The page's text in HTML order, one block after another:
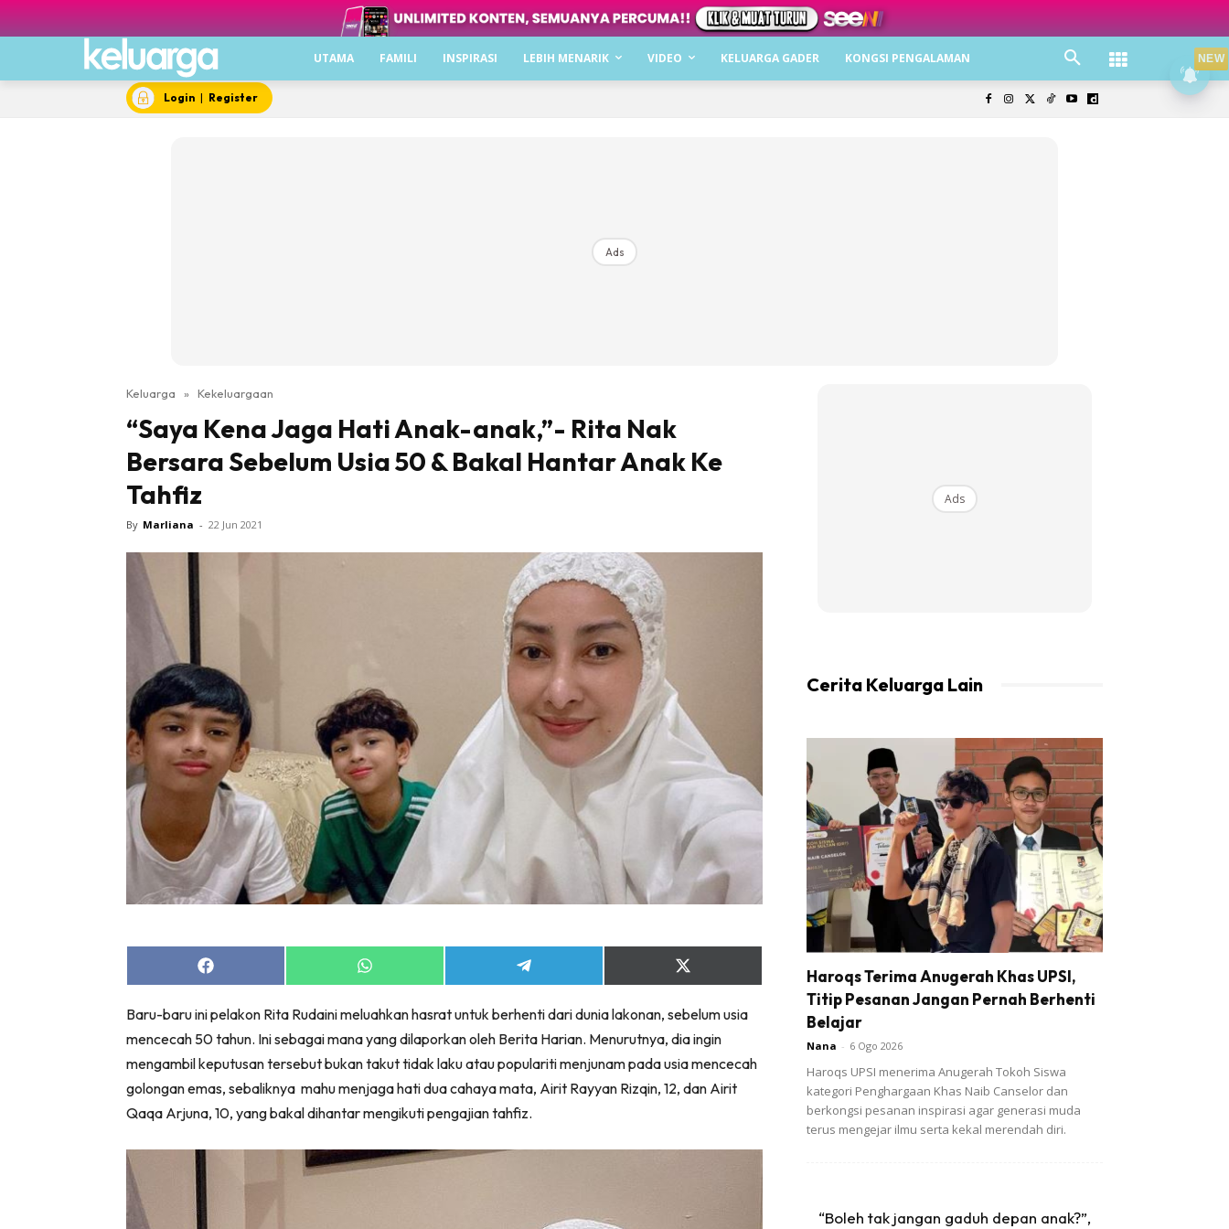
UTAMA FAMILI INSPIRASI LEBIH MENARIK VIDEO KELUARGA GADER KONGSI PENGALAMAN
Login | Register
Ads
Keluarga » Kekeluargaan
“Saya Kena Jaga Hati Anak-anak,”- Rita Nak
Bersara Sebelum Usia 50 & Bakal Hantar Anak Ke
Tahfiz
By Marliana - 22 Jun 2021
Share
on
Share
on
Share
on
Share
on
(Twitter)
Baru-baru ini pelakon Rita Rudaini meluahkan hasrat untuk berhenti dari dunia lakonan, sebelum usia
mencecah 50 tahun. Ini sebagai mana yang dilaporkan oleh Berita Harian. Menurutnya, dia ingin
mengambil keputusan tersebut bukan takut tidak laku atau populariti menjunam pada usia mencecah
golongan emas, sebaliknya mahu menjaga hati dua cahaya mata, Airit Rayyan Rizqin, 12, dan Airit
Qaqa Arjuna, 10, yang bakal dihantar mengikuti pengajian tahfiz.
Ads
Cerita Keluarga Lain
Haroqs Terima Anugerah Khas UPSI,
Titip Pesanan Jangan Pernah Berhenti
Belajar
Nana - 6 Ogo 2026
Haroqs UPSI menerima Anugerah Tokoh Siswa
kategori Penghargaan Khas Naib Canselor dan
berkongsi pesanan inspirasi agar generasi muda
terus mengejar ilmu serta kekal merendah diri.
“Boleh tak jangan gaduh depan anak?”,
NEW